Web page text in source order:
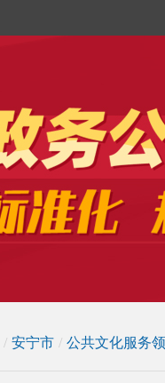
/ 安宁市 / 公共文化服务